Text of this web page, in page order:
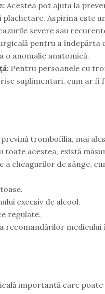
Acestea pot ajuta la
Aspirina este
severe sau
pentru a îndepărta
o anomalie anatomică.
Pentru persoanele cu
suplimentari, cum ar fi
trombofilia, mai
toate acestea, există
cheagurilor de sânge,
excesiv de alcool.
regulate.
recomandărilor medicului
importantă care poate